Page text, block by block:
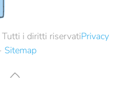
i diritti riservatiPrivacy
Sitemap